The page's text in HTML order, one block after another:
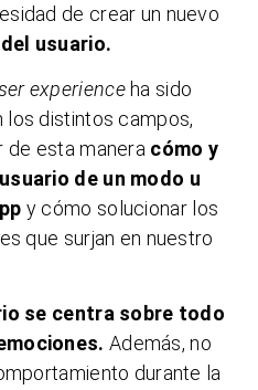
de crear un nuevo
usuario.
experienceha sido
los distintos campos,
de esta manera cómo y
de un modo u
y cómo solucionar los
que surjan en nuestro
se centra sobre todo
Además, no
durante la